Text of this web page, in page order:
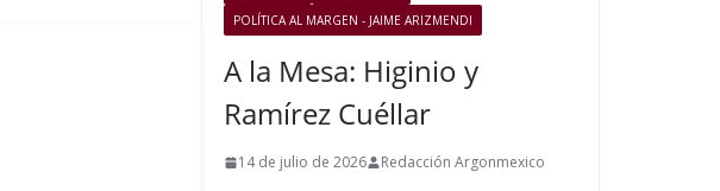
POLÍTICA AL MARGEN - JAIME ARIZMENDI
A la Mesa: Higinio y
Ramírez Cuéllar
14 de julio de 2026 Redacción Argonmexico